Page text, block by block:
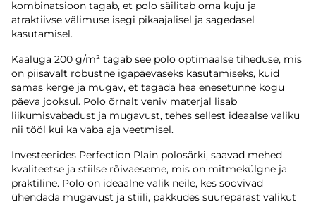
kombinatsioon tagab, et polo säilitab oma kuju ja
atraktiivse välimuse isegi pikaajalisel ja sagedasel
kasutamisel.
Kaaluga 200 g/m² tagab see polo optimaalse tiheduse, mis
on piisavalt robustne igapäevaseks kasutamiseks, kuid
samas kerge ja mugav, et tagada hea enesetunne kogu
päeva jooksul. Polo õrnalt veniv materjal lisab
liikumisvabadust ja mugavust, tehes sellest ideaalse valiku
nii tööl kui ka vaba aja veetmisel.
Investeerides Perfection Plain polosärki, saavad mehed
kvaliteetse ja stiilse rõivaeseme, mis on mitmekülgne ja
praktiline. Polo on ideaalne valik neile, kes soovivad
ühendada mugavust ja stiili, pakkudes suurepärast valikut